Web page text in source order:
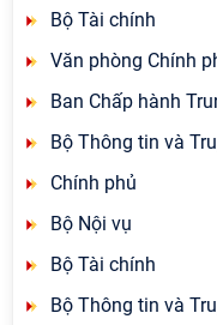
Bộ Tài chính
Văn phòng Chính
Ban Chấp hành
Bộ Thông tin và
Chính phủ
Bộ Nội vụ
Bộ Tài chính
Bộ Thông tin và